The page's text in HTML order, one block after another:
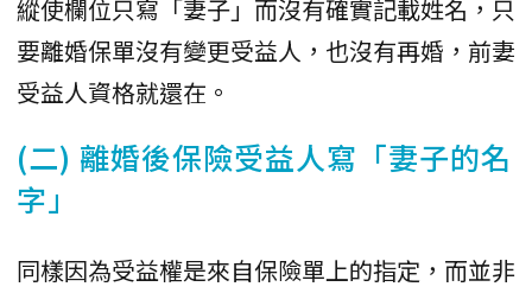
縱使欄位只寫「妻子」而沒有確實記載姓名，只
要離婚保單沒有變更受益人，也沒有再婚，前妻
受益人資格就還在。
(二) 離婚後保險受益人寫「妻子的名
字」
同樣因為受益權是來自保險單上的指定，而並非